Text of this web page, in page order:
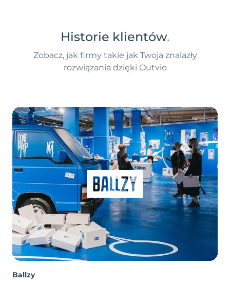
Historie klientów.
Zobacz, jak firmy takie jak Twoja znalazły
rozwiązania dzięki Outvio
Ballzy